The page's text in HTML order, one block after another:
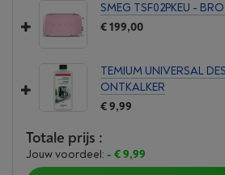
SMEG TSF02PKEU -
€ 199,00
TEMIUM UNIVERSAL
ONTKALKER
€ 9,99
Totale prijs :
Jouw voordeel: - € 9,99